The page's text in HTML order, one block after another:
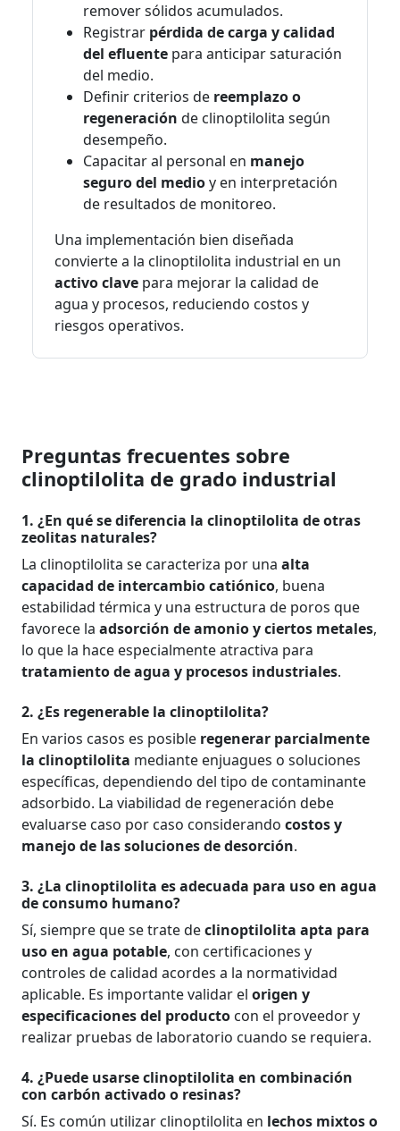
remover sólidos acumulados.
Registrar pérdida de carga y calidad
del efluente para anticipar saturación
del medio.
Definir criterios de reemplazo o
regeneración de clinoptilolita según
desempeño.
Capacitar al personal en manejo
seguro del medioy en interpretación
de resultados de monitoreo.
Una implementación bien diseñada
convierte a la clinoptilolita industrial en un
activo clave para mejorar la calidad de
agua y procesos, reduciendo costos y
riesgos operativos.
Preguntas frecuentes sobre
clinoptilolita de grado industrial
1. ¿En qué se diferencia la clinoptilolita de otras
zeolitas naturales?
La clinoptilolita se caracteriza por una alta
capacidad de intercambio catiónico, buena
estabilidad térmica y una estructura de poros que
favorece la adsorción de amonio y ciertos metales,
lo que la hace especialmente atractiva para
tratamiento de agua y procesos industriales.
2. ¿Es regenerable la clinoptilolita?
En varios casos es posible regenerar parcialmente
la clinoptilolita mediante enjuagues o soluciones
específicas, dependiendo del tipo de contaminante
adsorbido. La viabilidad de regeneración debe
evaluarse caso por caso considerando costos y
manejo de las soluciones de desorción.
3. ¿La clinoptilolita es adecuada para uso en agua
de consumo humano?
Sí, siempre que se trate declinoptilolita apta para
uso en agua potable, con certificaciones y
controles de calidad acordes a la normatividad
aplicable. Es importante validar el origen y
especificaciones del producto con el proveedor y
realizar pruebas de laboratorio cuando se requiera.
4. ¿Puede usarse clinoptilolita en combinación
con carbón activado o resinas?
Sí. Es común utilizar clinoptilolita en lechos mixtos o